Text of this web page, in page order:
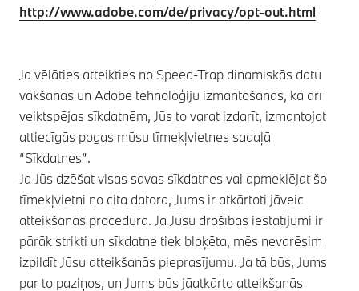
http://www.adobe.com/de/privacy/opt-out.html
Ja vēlāties atteikties no Speed-Trap dinamiskās datu
vākšanas un Adobe tehnoloģiju izmantošanas, kā arī
veiktspējas sīkdatnēm, Jūs to varat izdarīt, izmantojot
attiecīgās pogas mūsu tīmekļvietnes sadaļā
“Sīkdatnes”.
Ja Jūs dzēšat visas savas sīkdatnes vai apmeklējat šo
tīmekļvietni no cita datora, Jums ir atkārtoti jāveic
atteikšanās procedūra. Ja Jūsu drošības iestatījumi ir
pārāk strikti un sīkdatne tiek bloķēta, mēs nevarēsim
izpildīt Jūsu atteikšanās pieprasījumu. Ja tā būs, Jums
par to paziņos, un Jums būs jāatkārto atteikšanās